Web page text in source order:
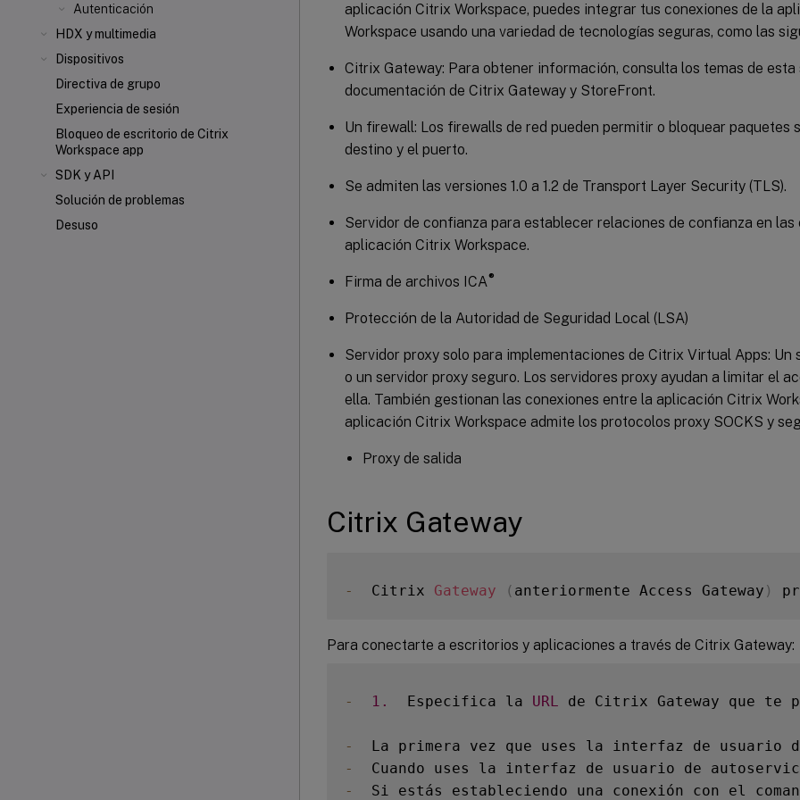
Autenticación
HDX y multimedia
Dispositivos
Directiva de grupo
Experiencia de sesión
Bloqueo de escritorio de Citrix
Workspace app
SDK y API
Solución de problemas
Desuso
aplicación Citrix Workspace, puedes integrar tus conexiones de la
Workspace usando una variedad de tecnologías seguras, como las
Citrix Gateway: Para obtener información, consulta los temas de esta
documentación de Citrix Gateway y StoreFront.
Un firewall: Los firewalls de red pueden permitir o bloquear paquetes
destino y el puerto.
Se admiten las versiones 1.0 a 1.2 de Transport Layer Security (TLS).
Servidor de confianza para establecer relaciones de confianza en las
aplicación Citrix Workspace.
Firma de archivos ICA®
Protección de la Autoridad de Seguridad Local (LSA)
Servidor proxy solo para implementaciones de Citrix Virtual Apps: Un
o un servidor proxy seguro. Los servidores proxy ayudan a limitar el
ella. También gestionan las conexiones entre la aplicación Citrix
aplicación Citrix Workspace admite los protocolos proxy SOCKS y
Proxy de salida
Citrix Gateway
-
  Citrix
Gateway ( anteriormente Access Gateway )
Para conectarte a escritorios y aplicaciones a través de Citrix Gateway:
- 1.
  Especifica la
URL de Citrix Gateway que te
-
La primera vez que uses la interfaz de usuario
-
Cuando uses la interfaz de usuario de
-
Si estás estableciendo una conexión con el